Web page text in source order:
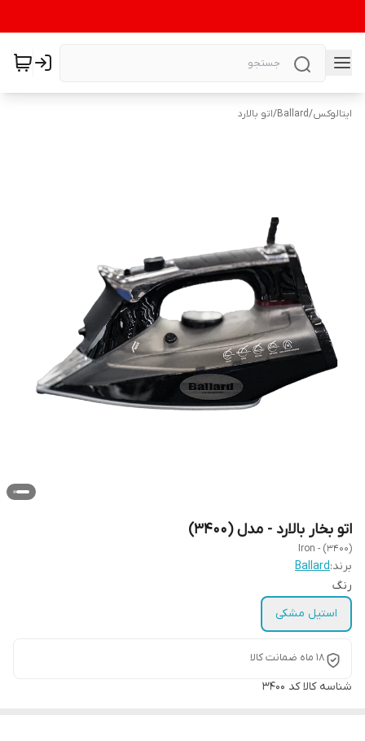
ایتالوکس/
Ballard
/اتو بالارد
اتو بخار بالارد - مدل (3400)
Iron - (3400)
برند:Ballard
رنگ
استیل مشکی
18 ماه ضمانت کالا
شناسه کالاکد 3400